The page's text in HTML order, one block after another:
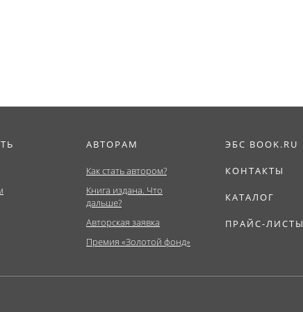
АВТОРАМ
Как стать автором?
Книга издана. Что
дальше?
Авторская заявка
Премия «Золотой фонд»
ЭБС BOOK.RU
КОНТАКТЫ
КАТАЛОГ
ПРАЙС-ЛИСТЫ